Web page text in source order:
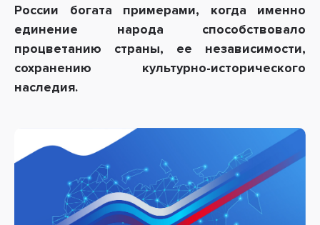
России богата примерами, когда именно
единение народа способствовало
процветанию страны, ее независимости,
сохранению культурно-исторического
наследия.